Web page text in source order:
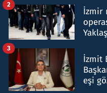
İzmir
2
İzmit
eşi
3